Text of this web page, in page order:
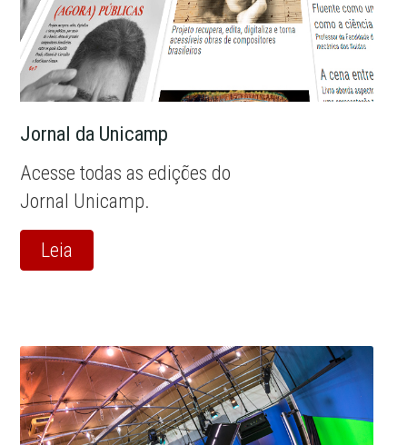
Jornal da Unicamp
Acesse todas as edições do
Jornal Unicamp.
Leia